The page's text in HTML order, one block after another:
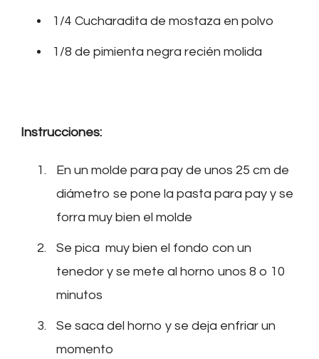
1/4 Cucharadita de mostaza en polvo
1/8 de pimienta negra recién molida
Instrucciones:
En un molde para pay de unos 25 cm de
diámetro se pone la pasta para pay y se
forra muy bien el molde
Se pica muy bien el fondo con un
tenedor y se mete al horno unos 8 o 10
minutos
Se saca del horno y se deja enfriar un
momento